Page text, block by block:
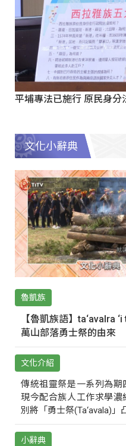
平埔專法已施行 原民身分
文化小辭典
魯凱族
【魯凱族語】ta‘avalra
萬山部落勇士祭的由來
文化介紹
傳統祖靈祭是一系列為期
現今配合族人工作求學濃
別將「勇士祭(Ta‘avala)」
小辭典